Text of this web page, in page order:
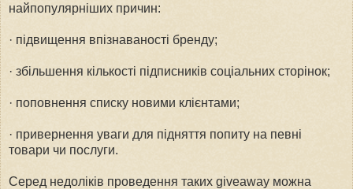
найпопулярніших причин:
· підвищення впізнаваності бренду;
· збільшення кількості підписників соціальних сторінок;
· поповнення списку новими клієнтами;
· привернення уваги для підняття попиту на певні
товари чи послуги.
Серед недоліків проведення таких giveaway можна